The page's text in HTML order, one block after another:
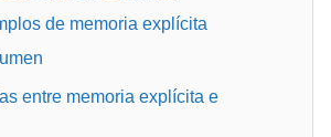
de memoria explícita
entre memoria explícita e